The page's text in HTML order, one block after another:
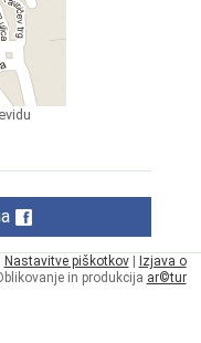
Nastavitve piškotkov| Izjava o
in produkcija ar©tur